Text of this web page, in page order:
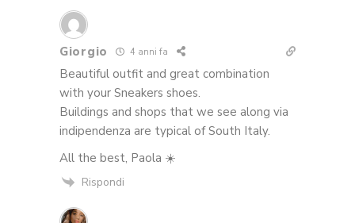
Giorgio 4 anni fa
Beautiful outfit and great combination
with your Sneakers shoes.
Buildings and shops that we see along via
indipendenza are typical of South Italy.
All the best, Paola ☀️
Rispondi